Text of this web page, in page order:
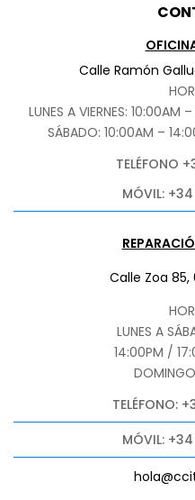
Calle Ramón
LUNES A VIERNES:
SÁBADO: 10:00AM –
TELÉFONO
MÓVIL:
Calle Zoa 85,
LUNES A
14:00PM /
TELÉFONO:
MÓVIL: